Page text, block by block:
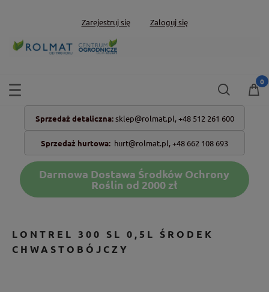
Zarejestruj się Zaloguj się
Sprzedaż detaliczna: sklep@rolmat.pl, +48 512 261 600
Sprzedaż hurtowa: hurt@rolmat.pl,+48 662 108 693
Darmowa Dostawa Środków Ochrony
Roślin od 2000 zł
LONTREL 300 SL 0,5L ŚRODEK
CHWASTOBÓJCZY